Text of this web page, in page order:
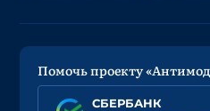
Помочь проекту
СБЕРБАНК